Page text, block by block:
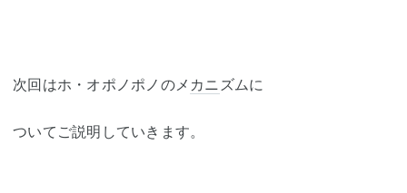
次回はホ・オポノポノのメ カニ ズムに
ついてご説明していきます。